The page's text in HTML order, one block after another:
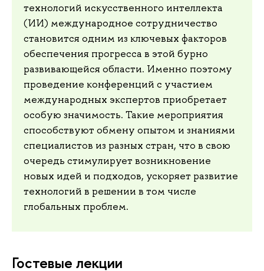
технологий искусственного интеллекта
(ИИ) международное сотрудничество
становится одним из ключевых факторов
обеспечения прогресса в этой бурно
развивающейся области. Именно поэтому
проведение конференций с участием
международных экспертов приобретает
особую значимость. Такие мероприятия
способствуют обмену опытом и знаниями
специалистов из разных стран, что в свою
очередь стимулирует возникновение
новых идей и подходов, ускоряет развитие
технологий в решении в том числе
глобальных проблем.
Гостевые лекции